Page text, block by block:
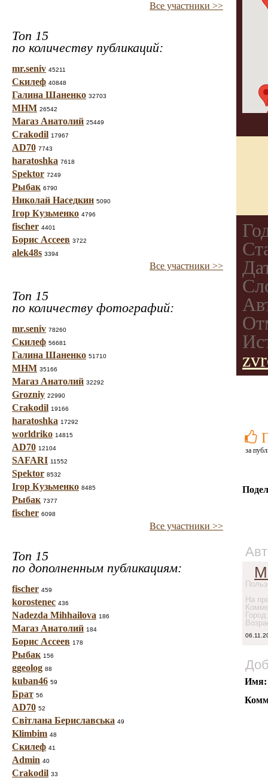
Все участники >>
Топ 15
по количеству публикаций:
mr.seniv 45211
Скилеф 40848
Галина Шаненко 32703
МНМ 26542
Магаз Анатолий 25449
Crakodil 17967
AD70 7743
haratoshka 7618
Spektor 7249
Рыбак 6790
Николай Наседкин 5090
Ігор Кузьменко 4796
fischer 4401
Борис Ассеев 3722
alek48s 3394
Все участники >>
Топ 15
по количеству фотографий:
mr.seniv 78260
Скилеф 56681
Галина Шаненко 51710
МНМ 35166
Магаз Анатолий 32292
Grozniy 22990
Crakodil 19166
haratoshka 17292
worldriko 14815
AD70 12104
SAFARI 11552
Spektor 8532
Ігор Кузьменко 8485
Рыбак 7377
fischer 6098
Все участники >>
Топ 15
по дополненным публикациям:
fischer 459
korostenec 436
Nadezda Mihhailova 186
Магаз Анатолий 184
Борис Ассеев 178
Рыбак 156
ggeolog 88
kuban46 59
Брат 56
AD70 52
Світлана Бериславська 49
Klimbim 48
Скилеф 41
Admin 40
Crakodil 33
за
На
Имя: